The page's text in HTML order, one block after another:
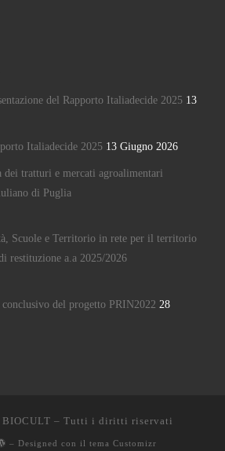
del Rapporto Italiadecide 2025 13
Italiadecide 2025 13 Giugno 2026
dei tratturi e mercati agroalimentari
di Puglia
Scuole e Territorio in rete per il territorio
restituzione a.a 2025/2026
del progetto PRIN2022 28
– Tutti i diritti riservati
– Designed con il tema Customizr